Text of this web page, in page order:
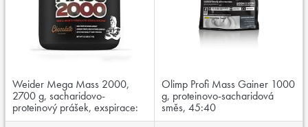
Weider Mega Mass 2000,
2700 g, sacharidovo-
proteinový prášek, exspirace:
04/2026
Olimp Profi Mass Gainer 1000
g, proteinovo-sacharidová
směs, 45:40